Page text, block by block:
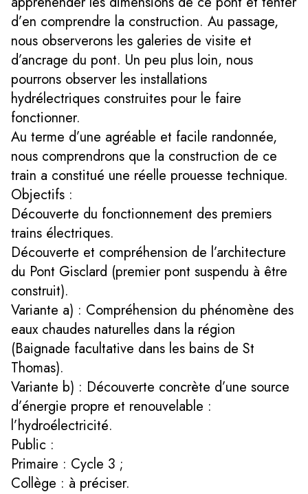
d’en comprendre la construction. Au passage,
nous observerons les galeries de visite et
d’ancrage du pont. Un peu plus loin, nous
pourrons observer les installations
hydrélectriques construites pour le faire
fonctionner.
Au terme d’une agréable et facile randonnée,
nous comprendrons que la construction de ce
train a constitué une réelle prouesse technique.
Objectifs :
Découverte du fonctionnement des premiers
trains électriques.
Découverte et compréhension de l’architecture
du Pont Gisclard (premier pont suspendu à être
construit).
Variante a) : Compréhension du phénomène des
eaux chaudes naturelles dans la région
(Baignade facultative dans les bains de St
Thomas).
Variante b) : Découverte concrète d’une source
d’énergie propre et renouvelable :
l’hydroélectricité.
Public :
Primaire : Cycle 3 ;
Collège : à préciser.